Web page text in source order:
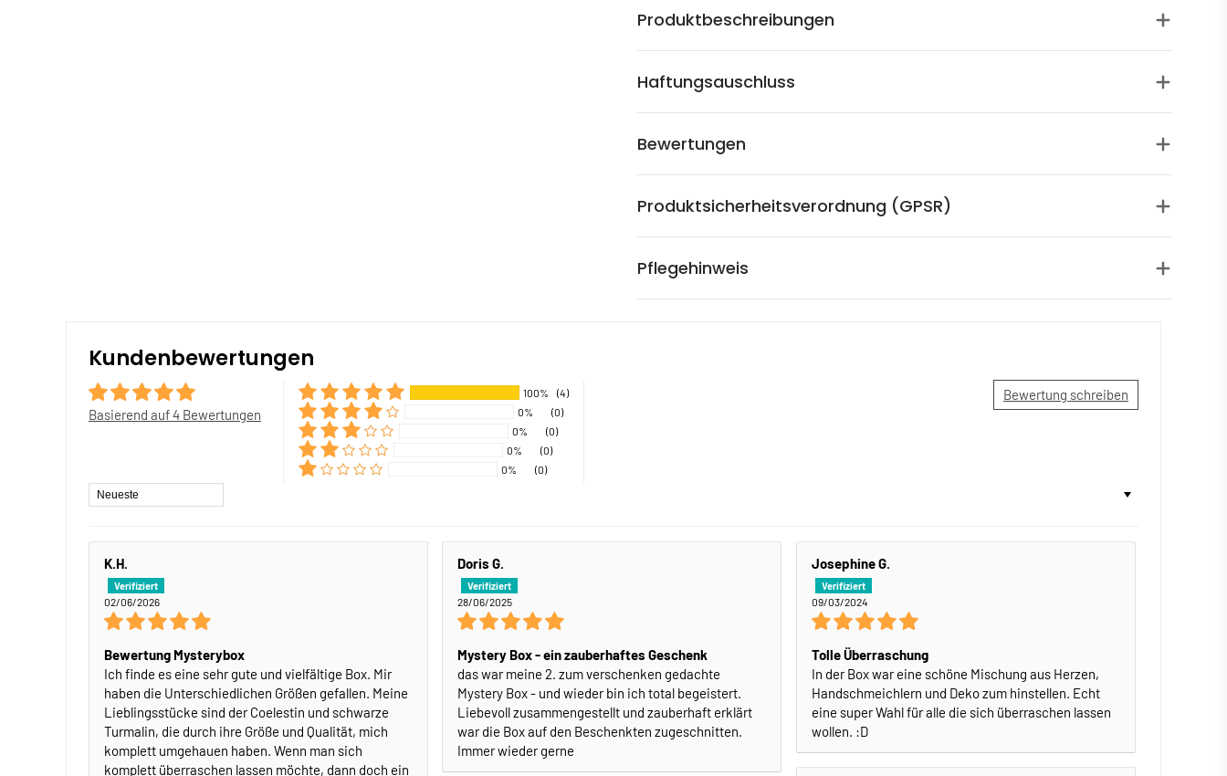
Produktbeschreibungen
Haftungsauschluss
Bewertungen
Produktsicherheitsverordnung (GPSR)
Pflegehinweis
Kundenbewertungen
Basierend auf 4 Bewertungen
Bewertung schreiben
100%
(4)
0%
(0)
0%
(0)
0%
(0)
0%
(0)
Sort by
K.H.
02/06/2026
Bewertung Mysterybox
Ich finde es eine sehr gute und vielfältige Box. Mir
haben die Unterschiedlichen Größen gefallen. Meine
Lieblingsstücke sind der Coelestin und schwarze
Turmalin, die durch ihre Größe und Qualität, mich
komplett umgehauen haben. Wenn man sich
komplett überraschen lassen möchte, dann doch ein
Doris G.
28/06/2025
Mystery Box - ein zauberhaftes Geschenk
das war meine 2. zum verschenken gedachte
Mystery Box - und wieder bin ich total begeistert.
Liebevoll zusammengestellt und zauberhaft erklärt
war die Box auf den Beschenkten zugeschnitten.
Immer wieder gerne
Josephine G.
09/03/2024
Tolle Überraschung
In der Box war eine schöne Mischung aus Herzen,
Handschmeichlern und Deko zum hinstellen. Echt
eine super Wahl für alle die sich überraschen lassen
wollen. :D